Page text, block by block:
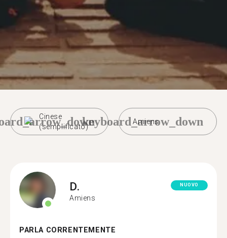
Cinese
(semplificato)
Amiens
keyboard_arrow_down
D.
Amiens
NUOVO
PARLA CORRENTEMENTE